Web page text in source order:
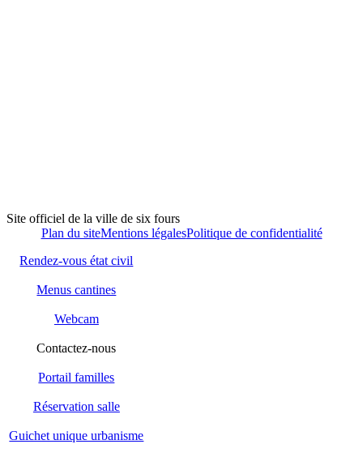
Site officiel de la ville de six fours
Plan du siteMentions légalesPolitique de confidentialité
Rendez-vous état civil
Menus cantines
Webcam
Contactez-nous
Portail familles
Réservation salle
Guichet unique urbanisme